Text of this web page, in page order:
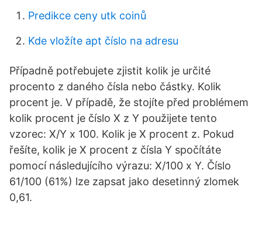
Predikce ceny utk coinů
Kde vložíte apt číslo na adresu
Případně potřebujete zjistit kolik je určité
procento z daného čísla nebo částky. Kolik
procent je. V případě, že stojíte před problémem
kolik procent je číslo X z Y použijete tento
vzorec: X/Y x 100. Kolik je X procent z. Pokud
řešíte, kolik je X procent z čísla Y spočítáte
pomocí následujícího výrazu: X/100 x Y. Číslo
61/100 (61%) lze zapsat jako desetinný zlomek
0,61.